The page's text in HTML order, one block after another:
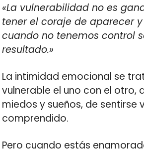
«La vulnerabilidad no es
tener el coraje de aparecer
cuando no tenemos control
resultado.»
La intimidad emocional se
vulnerable el uno con el otro,
miedos y sueños, de sentirse
comprendido.
Pero cuando estás